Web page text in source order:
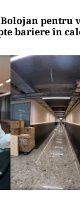
pentru
bariere în